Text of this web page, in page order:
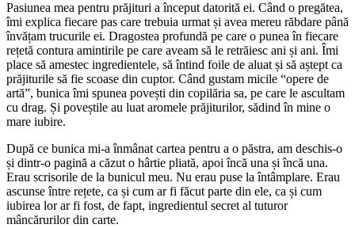
Pasiunea mea pentru prăjituri a început datorită ei. Când o pregătea,
îmi explica fiecare pas care trebuia urmat și avea mereu răbdare până
învățam trucurile ei. Dragostea profundă pe care o punea în fiecare
rețetă contura amintirile pe care aveam să le retrăiesc ani și ani. Îmi
place să amestec ingredientele, să întind foile de aluat și să aștept ca
prăjiturile să fie scoase din cuptor. Când gustam micile “opere de
artă”, bunica îmi spunea povești din copilăria sa, pe care le ascultam
cu drag. Și poveștile au luat aromele prăjiturilor, sădind în mine o
mare iubire.
După ce bunica mi-a înmânat cartea pentru a o păstra, am deschis-o
și dintr-o pagină a căzut o hârtie pliată, apoi încă una și încă una.
Erau scrisorile de la bunicul meu. Nu erau puse la întâmplare. Erau
ascunse între rețete, ca și cum ar fi făcut parte din ele, ca și cum
iubirea lor ar fi fost, de fapt, ingredientul secret al tuturor
mâncărurilor din carte.